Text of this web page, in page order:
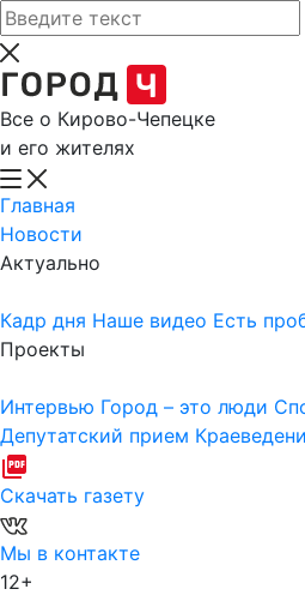
Все о Кирово-Чепецке
и его жителях
Главная
Новости
Актуально
Кадр дня Наше видео Есть
Проекты
Интервью Город – это люди
Депутатский прием
Скачать газету
Мы в контакте
12+